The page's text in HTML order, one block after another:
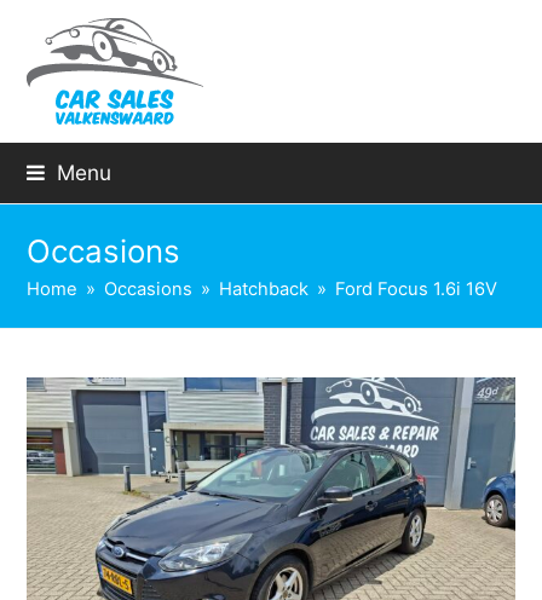
Menu
Occasions
Home » Occasions » Hatchback » Ford Focus 1.6i 16V